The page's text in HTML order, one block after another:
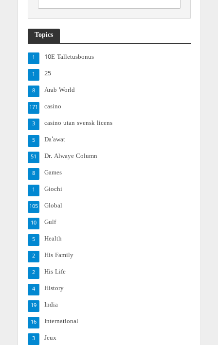
Topics
10E Talletusbonus
1
25
1
Arab World
8
casino
171
casino utan svensk licens
3
Da'awat
5
Dr. Alwaye Column
51
Games
8
Giochi
1
Global
105
Gulf
10
Health
5
His Family
2
His Life
2
History
4
India
19
International
16
Jeux
3